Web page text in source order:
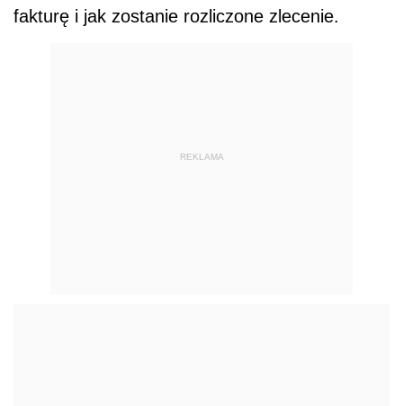
fakturę i jak zostanie rozliczone zlecenie.
REKLAMA